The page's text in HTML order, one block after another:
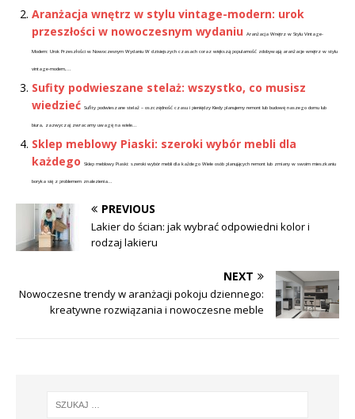
Aranżacja wnętrz w stylu vintage-modern: urok
przeszłości w nowoczesnym wydaniu
Aranżacja Wnętrz w Stylu Vintage-
Modern: Urok Przeszłości w Nowoczesnym Wydaniu W dzisiejszych czasach coraz większą popularność zdobywają aranżacje wnętrz w stylu
vintage-modern,...
Sufity podwieszane stelaż: wszystko, co musisz
wiedzieć Sufity podwieszane stelaż – oszczędność czasu i pieniędzy Kiedy planujemy remont lub budowę naszego domu lub
biura, zazwyczaj zwracamy uwagę na wiele...
Sklep meblowy Piaski: szeroki wybór mebli dla
każdego
Sklep meblowy Piaski: szeroki wybór mebli dla każdego Wiele osób planujących remont lub zmiany w swoim mieszkaniu
boryka się z problemem znalezienia...
PREVIOUS
Lakier do ścian: jak wybrać odpowiedni kolor i
rodzaj lakieru
NEXT
Nowoczesne trendy w aranżacji pokoju dziennego:
kreatywne rozwiązania i nowoczesne meble